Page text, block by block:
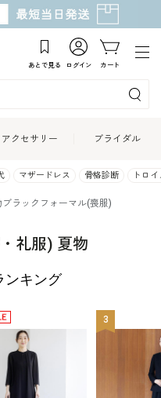
あとで見る ログイン カート
アクセサリー ブライダル
マザードレス 骨格診断 トロ
ブラックフォーマル(喪服)
礼服) 夏物
キング
3